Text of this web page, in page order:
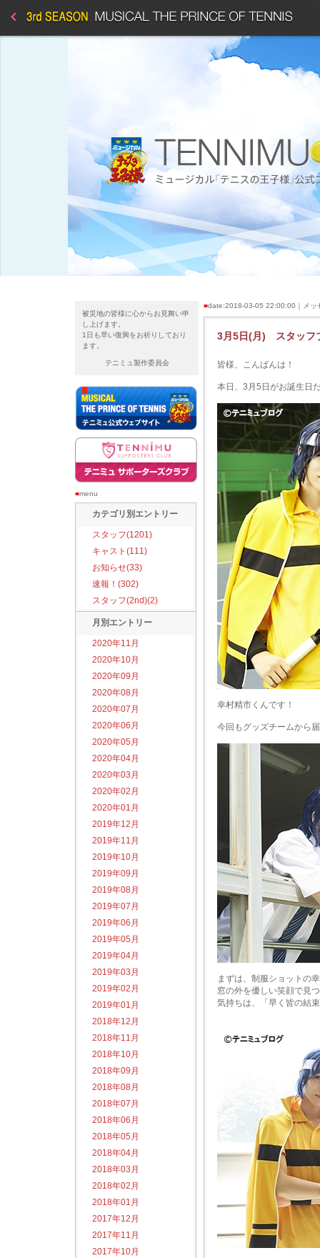
被災地の皆様に心からお見舞い申
し上げます。
1日も早い復興をお祈りしており
ます。
テニミュ製作委員会
■menu
カテゴリ別エントリー
スタッフ(1201)
キャスト(111)
お知らせ(33)
速報！(302)
スタッフ(2nd)(2)
月別エントリー
2020年11月
2020年10月
2020年09月
2020年08月
2020年07月
2020年06月
2020年05月
2020年04月
2020年03月
2020年02月
2020年01月
2019年12月
2019年11月
2019年10月
2019年09月
2019年08月
2019年07月
2019年06月
2019年05月
2019年04月
2019年03月
2019年02月
2019年01月
2018年12月
2018年11月
2018年10月
2018年09月
2018年08月
2018年07月
2018年06月
2018年05月
2018年04月
2018年03月
2018年02月
2018年01月
2017年12月
2017年11月
2017年10月
■date:2018-03-05 22:00:00｜メッ
3月5日(月) スタッフ
皆様、こんばんは！
本日、3月5日がお誕生日
幸村精市くんです！
今回もグッズチームから
まずは、制服ショットの
窓の外を優しい笑顔で見
気持ちは、「早く皆の結